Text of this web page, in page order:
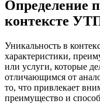
Определение
контексте
Уникальность в
характеристики,
или услуги, которые
отличающимся от
то, что привлекает
преимущество и